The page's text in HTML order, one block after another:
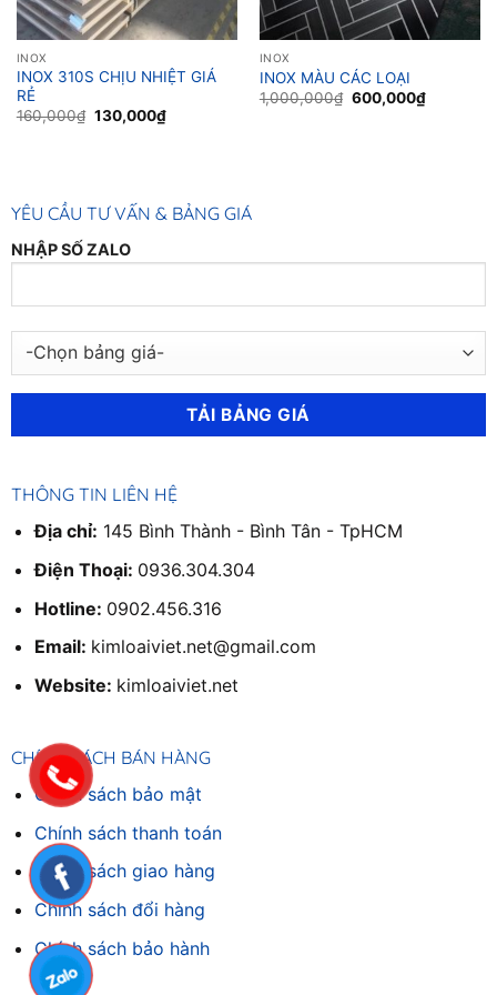
INOX
INOX 310S CHỊU NHIỆT GIÁ
RẺ
160,000₫ Original
price
130,000₫Current
price
INOX
INOX MÀU CÁC LOẠI
1,000,000₫ Original
price
600,000₫Current
price
YÊU CẦU TƯ VẤN & BẢNG GIÁ
NHẬP SỐ ZALO
THÔNG TIN LIÊN HỆ
Địa chỉ: 145 Bình Thành - Bình Tân - TpHCM
Điện Thoại: 0936.304.304
Hotline: 0902.456.316
Email: kimloaiviet.net@gmail.com
Website: kimloaiviet.net
CHÍNH SÁCH BÁN HÀNG
Chính sách bảo mật
Chính sách thanh toán
Chính sách giao hàng
Chinh sách đổi hàng
Chính sách bảo hành